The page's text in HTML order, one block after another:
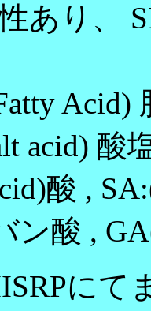
あり、
Acid)
acid) 酸
酸 ,
ン酸 ,
にて